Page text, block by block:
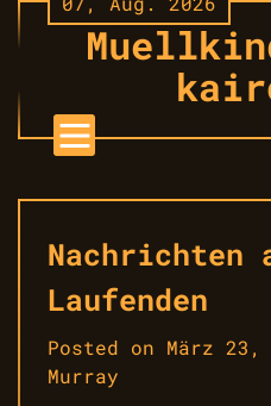
Skip
to
Nachrichten
Laufenden
Posted on März 23,
Murray